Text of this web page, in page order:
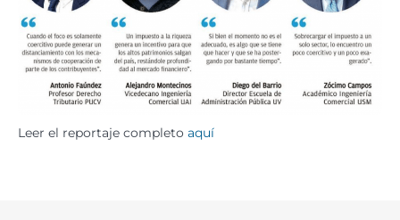
Leer el reportaje completo aquí